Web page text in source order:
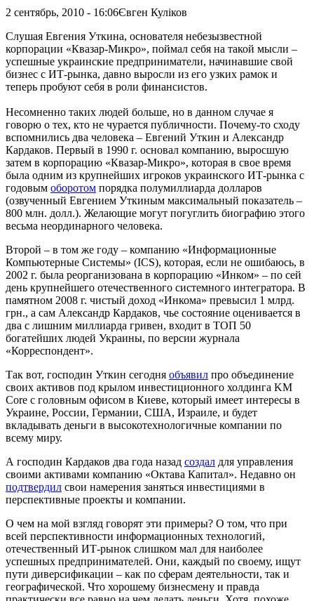
2 сентябрь, 2010 - 16:06Євген Куліков
Слушая Евгения Уткина, основателя небезызвестной
корпорации «Квазар-Микро», поймал себя на такой мысли –
успешные украинские предприниматели, начинавшие свой
бизнес с ИТ-рынка, давно выросли из его узких рамок и
теперь пробуют себя в роли финансистов.
Несомненно таких людей больше, но в данном случае я
говорю о тех, кто не чурается публичности. Почему-то сходу
вспомнились два человека – Евгений Уткин и Александр
Кардаков. Первый в 1990 г. основал компанию, выросшую
затем в корпорацию «Квазар-Микро», которая в свое время
была одним из крупнейших игроков украинского ИТ-рынка с
годовым оборотом порядка полумиллиарда долларов
(озвученный Евгением Уткиным максимальный показатель –
800 млн. долл.). Желающие могут погуглить биографию этого
весьма неординарного человека.
Второй – в том же году – компанию «Информационные
Компьютерные Системы» (ICS), которая, если не ошибаюсь, в
2002 г. была реорганизована в корпорацию «Инком» – по сей
день крупнейшего отечественного системного интегратора. В
памятном 2008 г. чистый доход «Инкома» превысил 1 млрд.
грн., а сам Александр Кардаков, чье состояние оценивается в
два с лишним миллиарда гривен, входит в ТОП 50
богатейших людей Украины, по версии журнала
«Корреспондент».
Так вот, господин Уткин сегодня объявил про объединение
своих активов под крылом инвестиционного холдинга KM
Core с головным офисом в Киеве, который имеет интересы в
Украине, России, Германии, США, Израиле, и будет
вкладывать деньги в высокотехнологичные компании по
всему миру.
А господин Кардаков два года назад создал для управления
своими активами компанию «Октава Капитал». Недавно он
подтвердил свои намерения заняться инвестициями в
перспективные проекты и компании.
О чем на мой взгляд говорят эти примеры? О том, что при
всей перспективности информационных технологий,
отечественный ИТ-рынок слишком мал для наиболее
успешных предпринимателей. Они, каждый по своему, ищут
пути диверсификации – как по сферам деятельности, так и
географической. Что хорошему бизнесмену и правда